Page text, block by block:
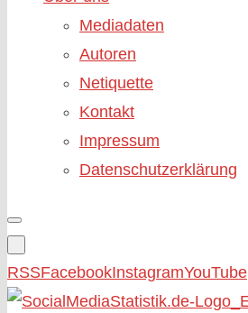
Mediadaten
Autoren
Netiquette
Kontakt
Impressum
Datenschutzerklärung
RSSFacebookInstagramYouTube